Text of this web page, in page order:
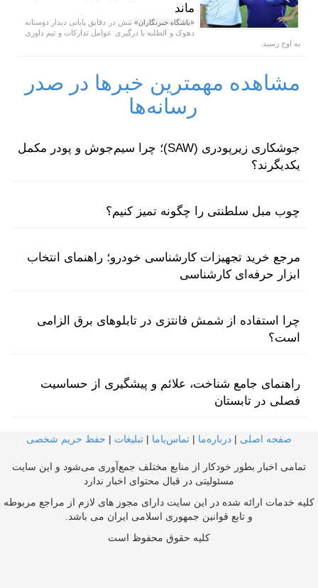
ماند
«باشگاه خبرنگاران» تنش در دقایق پایانی دیدار دوستانه
دهوک و الطلبه با درگیری عوامل تدارکات و تیم داوری
به اوج رسید.
مشاهده مهمترین خبرها در صدر
رسانه‌ها
جوشکاری زیرپودری (SAW)؛ چرا سیم‌جوش و پودر مکمل
یکدیگرند؟
چوب مبل سلطنتی را چگونه تمیز کنیم؟
مرجع خرید تجهیزات کارشناسی خودرو؛ راهنمای انتخاب
ابزار حرفه‌ای کارشناسی
چرا استفاده از شمش فانتزی در تابلوهای برق الزامی
است؟
راهنمای جامع شناخت، علائم و پیشگیری از حساسیت
فصلی در تابستان
صفحه اصلی | درباره‌ما | تماس‌با‌ما | تبلیغات | حفظ حریم شخصی
تمامی اخبار بطور خودکار از منابع مختلف جمع‌آوری می‌شود و این سایت
مسئولیتی در قبال محتوای اخبار ندارد
کلیه خدمات ارائه شده در این سایت دارای مجوز های لازم از مراجع مربوطه
و تابع قوانین جمهوری اسلامی ایران می باشد.
کلیه حقوق محفوظ است